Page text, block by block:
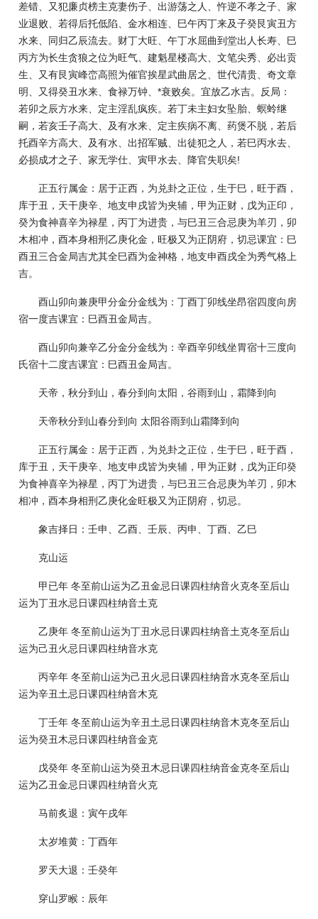
差错、又犯廉贞榜主克妻伤子、出游荡之人、忤逆不孝之子、家
业退败、若得后托低陷、金水相连、巳午丙丁来及子癸艮寅丑方
水来、同归乙辰流去。财丁大旺、午丁水屈曲到堂出人长寿、巳
丙方为长生贪狼之位为旺气、建魁星楼高大、文笔尖秀、必出贡
生、又有艮寅峰峦高照为催官挨星武曲居之、世代清贵、奇文章
明、又得癸丑水来、食禄万钟、*衰败矣。宜放乙水吉。反局：
若卯之辰方水来、定主淫乱疯疾。若丁未主妇女坠胎、螟蛉继
嗣，若亥壬子高大、及有水来、定主疾病不离、药煲不脱，若后
托酉辛方高大、及有水、出招军贼、出徒犯之人，若巳丙水去、
必损成才之子、家无学仕、寅甲水去、降官失职矣!
正五行属金：居于正西，为兑卦之正位，生于巳，旺于酉，
库于丑，天干庚辛、地支申戌皆为夹辅，甲为正财，戊为正印，
癸为食神喜辛为禄星，丙丁为进贵，与巳丑三合忌庚为羊刃，卯
木相冲，酉本身相刑乙庚化金，旺极又为正阴府，切忌课宜：巳
酉丑三合金局吉尤其全巳酉为金神格，地支申酉戌全为秀气格上
吉。
酉山卯向兼庚甲分金分金线为：丁酉丁卯线坐昂宿四度向房
宿一度吉课宜：巳酉丑金局吉。
酉山卯向兼辛乙分金分金线为：辛酉辛卯线坐胃宿十三度向
氏宿十二度吉课宜：巳酉丑金局吉。
天帝，秋分到山，春分到向太阳，谷雨到山，霜降到向
天帝秋分到山春分到向 太阳谷雨到山霜降到向
正五行属金：居于正西，为兑卦之正位，生于巳，旺于酉，
库于丑，天干庚辛、地支申戌皆为夹辅，甲为正财，戊为正印癸
为食神喜辛为禄星，丙丁为进贵，与巳丑三合忌庚为羊刃，卯木
相冲，酉本身相刑乙庚化金旺极又为正阴府，切忌。
象吉择日：壬申、乙酉、壬辰、丙申、丁酉、乙巳
克山运
甲已年 冬至前山运为乙丑金忌日课四柱纳音火克冬至后山
运为丁丑水忌日课四柱纳音土克
乙庚年 冬至前山运为丁丑水忌日课四柱纳音土克冬至后山
运为己丑火忌日课四柱纳音水克
丙辛年 冬至前山运为己丑火忌日课四柱纳音水克冬至后山
运为辛丑土忌日课四柱纳音木克
丁壬年 冬至前山运为辛丑土忌日课四柱纳音木克冬至后山
运为癸丑木忌日课四柱纳音金克
戊癸年 冬至前山运为癸丑木忌日课四柱纳音金克冬至后山
运为乙丑金忌日课四柱纳音火克
马前炙退：寅午戌年
太岁堆黄：丁酉年
罗天大退：壬癸年
穿山罗睺：辰年